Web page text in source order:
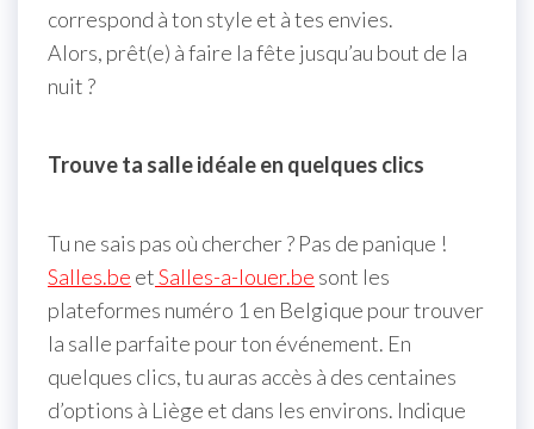
correspond à ton style et à tes envies.
Alors, prêt(e) à faire la fête jusqu’au bout de la
nuit ?
Trouve ta salle idéale en quelques clics
Tu ne sais pas où chercher ? Pas de panique !
Salles.be etSalles-a-louer.be sont les
plateformes numéro 1 en Belgique pour trouver
la salle parfaite pour ton événement. En
quelques clics, tu auras accès à des centaines
d’options à Liège et dans les environs. Indique